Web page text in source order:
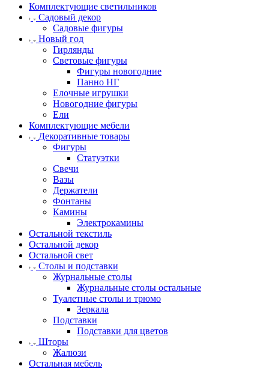
Комплектующие светильников
Садовый декор
Садовые фигуры
Новый год
Гирлянды
Световые фигуры
Фигуры новогодние
Панно НГ
Елочные игрушки
Новогодние фигуры
Ели
Комплектующие мебели
Декоративные товары
Фигуры
Статуэтки
Свечи
Вазы
Держатели
Фонтаны
Камины
Электрокамины
Остальной текстиль
Остальной декор
Остальной свет
Столы и подставки
Журнальные столы
Журнальные столы остальные
Туалетные столы и трюмо
Зеркала
Подставки
Подставки для цветов
Шторы
Жалюзи
Остальная мебель